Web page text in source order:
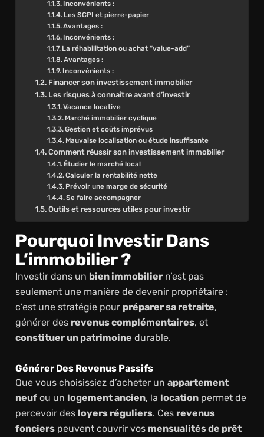
Inconvénients :
Les SCPI et pierre-papier
Avantages :
Inconvénients :
La réhabilitation ou achat “value-add”
Avantages :
Inconvénients :
Financer son investissement immobilier
Les risques à connaître avant d’investir
Vacance locative
Marché immobilier cyclique
Gestion et coûts imprévus
Mauvaise localisation ou étude insuffisante
Comment réussir son investissement immobilier
Étudier le marché local
Calculer la rentabilité nette
Prévoir une marge de sécurité
Se faire accompagner
Outils et ressources utiles pour investir
Pourquoi Investir Dans
L’immobilier ?
Investir dans un bien immobiliern’est pas
seulement une manière de devenir propriétaire :
c’est une stratégie pour préparer sa retraite,
générer des revenus complémentaires, et
constituer un patrimoine durable.
Générer Des Revenus Passifs
Que vous choisissiez d’acheter un appartement
neufou un logement ancien, la locationpermet de
percevoir des loyers réguliers. Ces revenus
foncierspeuvent couvrir vos mensualités de prêt